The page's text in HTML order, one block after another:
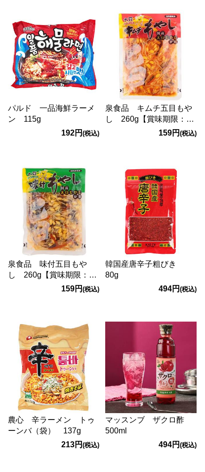
パルド 一品海鮮ラーメ
ン 115g
192円(税込)
泉食品 キムチ五目もや
し 260g【賞味期限：
159円 (税込)
泉食品 味付五目もや
し 260g【賞味期限：
159円(税込)
韓国産唐辛子粗びき
80g
494円 (税込)
農心 辛ラーメン トゥ
ーンバ（袋） 137g
213円(税込)
マッスンブ ザクロ酢
500ml
494円 (税込)